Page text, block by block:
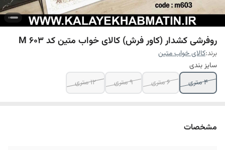
روفرشی کشدار (کاور فرش) کالای خواب متین کد M 603
برند:کالای خواب متین
سایز بندی
4 متری
6 متری 9 متری 12 متری
مشخصات